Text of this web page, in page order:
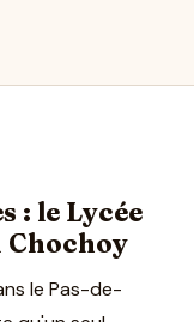
: le Lycée
le Pas-de-